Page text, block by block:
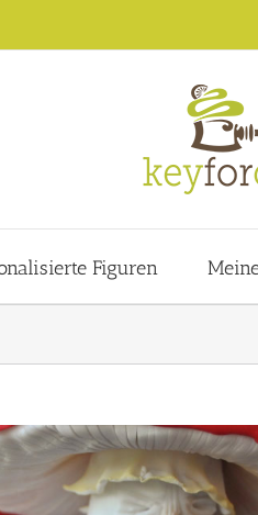
Figuren